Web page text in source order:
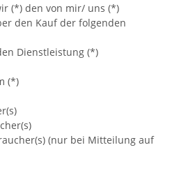
(*) den von mir/ uns (*)
den Kauf der folgenden
Dienstleistung (*)
(*)
(nur bei Mitteilung auf